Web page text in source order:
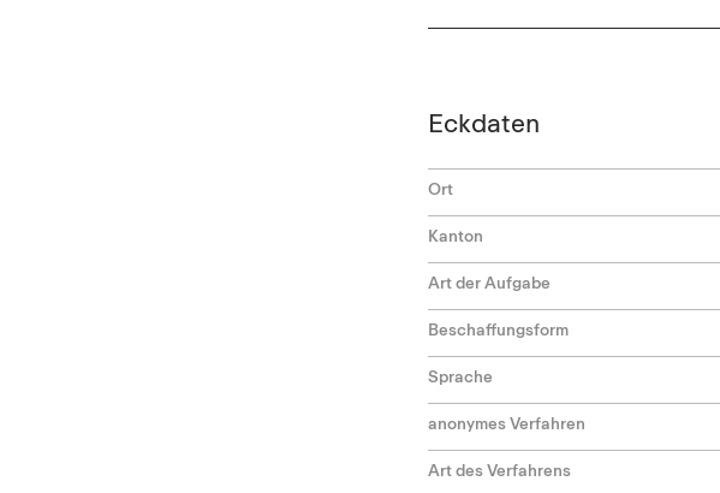
Eckdaten
Ort
Kanton
Art der Aufgabe
Beschaffungsform
Sprache
anonymes Verfahren
Art des Verfahrens